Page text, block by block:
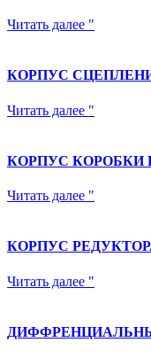
Читать далее "
КОРПУС
Читать далее "
КОРПУС КОРОБКИ
Читать далее "
КОРПУС
Читать далее "